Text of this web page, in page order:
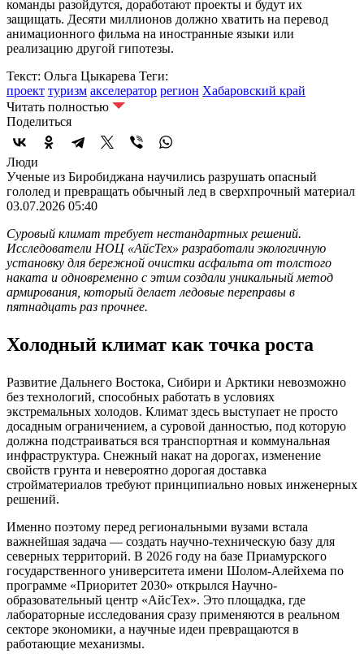
команды разойдутся, доработают проекты и будут их
защищать. Десяти миллионов должно хватить на перевод
анимационного фильма на иностранные языки или
реализацию другой гипотезы.
Текст: Ольга Цыкарева Теги:
проект туризм акселератор регион Хабаровский край
Читать полностью
Поделиться
Люди
Ученые из Биробиджана научились разрушать опасный
гололед и превращать обычный лед в сверхпрочный материал
03.07.2026 05:40
Суровый климат требует нестандартных решений.
Исследователи НОЦ «АйсТех» разработали экологичную
установку для бережной очистки асфальта от толстого
наката и одновременно с этим создали уникальный метод
армирования, который делает ледовые переправы в
пятнадцать раз прочнее.
Холодный климат как точка роста
Развитие Дальнего Востока, Сибири и Арктики невозможно
без технологий, способных работать в условиях
экстремальных холодов. Климат здесь выступает не просто
досадным ограничением, а суровой данностью, под которую
должна подстраиваться вся транспортная и коммунальная
инфраструктура. Снежный накат на дорогах, изменение
свойств грунта и невероятно дорогая доставка
стройматериалов требуют принципиально новых инженерных
решений.
Именно поэтому перед региональными вузами встала
важнейшая задача — создать научно-техническую базу для
северных территорий. В 2026 году на базе Приамурского
государственного университета имени Шолом-Алейхема по
программе «Приоритет 2030» открылся Научно-
образовательный центр «АйсТех». Это площадка, где
лабораторные исследования сразу применяются в реальном
секторе экономики, а научные идеи превращаются в
работающие механизмы.